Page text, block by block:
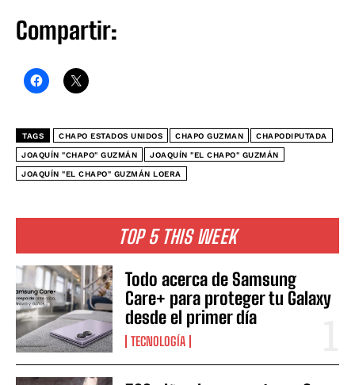
TOP 5 THIS WEEK
Todo acerca de Samsung
Care+ para proteger tu Galaxy
desde el primer día
TECNOLOGÍA
Compartir:
TAGS CHAPO ESTADOS UNIDOS CHAPO GUZMAN CHAPODIPUTADA
JOAQUÍN "CHAPO" GUZMÁN JOAQUÍN "EL CHAPO" GUZMÁN
JOAQUÍN "EL CHAPO" GUZMÁN LOERA